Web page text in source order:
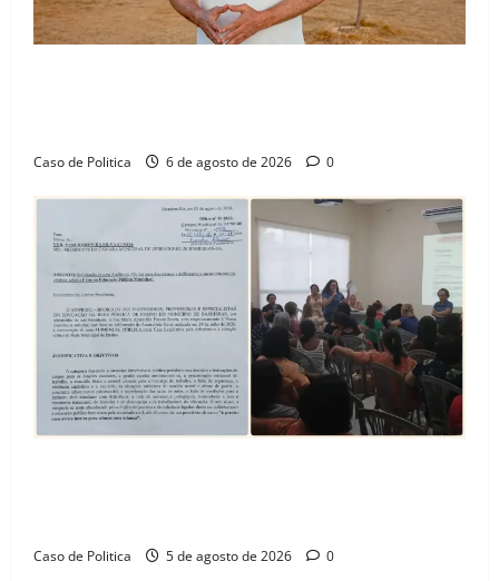
Caso de Politica 6 de agosto de 2026 0
Caso de Politica 5 de agosto de 2026 0